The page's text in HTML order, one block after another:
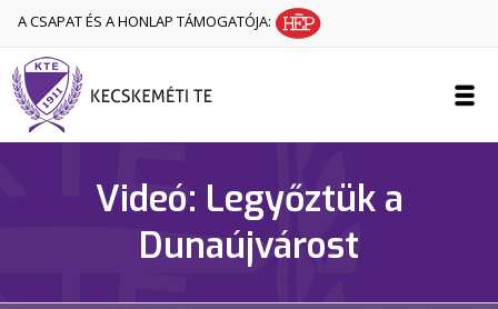
A CSAPAT ÉS A HONLAP TÁMOGATÓJA:
Videó: Legyőztük a
Dunaújvárost